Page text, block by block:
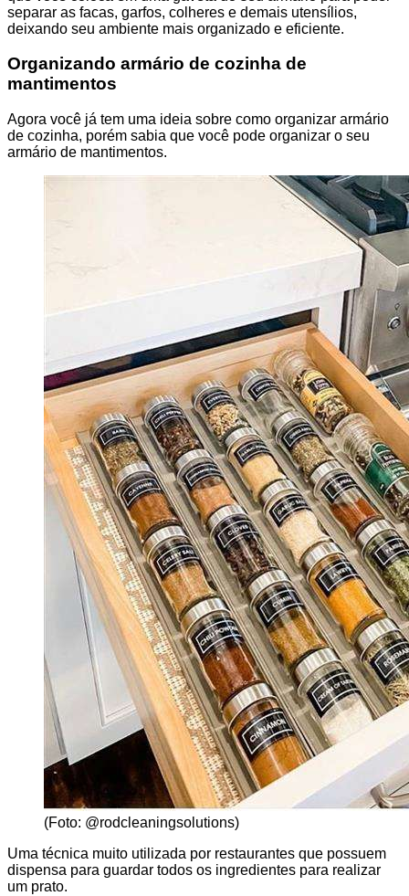
separar as facas, garfos, colheres e demais utensílios,
deixando seu ambiente mais organizado e eficiente.
Organizando armário de cozinha de
mantimentos
Agora você já tem uma ideia sobre como organizar armário
de cozinha, porém sabia que você pode organizar o seu
armário de mantimentos.
(Foto: @rodcleaningsolutions)
Uma técnica muito utilizada por restaurantes que possuem
dispensa para guardar todos os ingredientes para realizar
um prato.